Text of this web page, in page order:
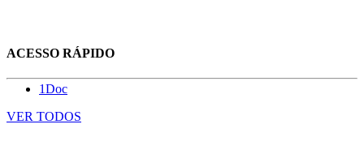
ACESSO RÁPIDO
1Doc
VER TODOS